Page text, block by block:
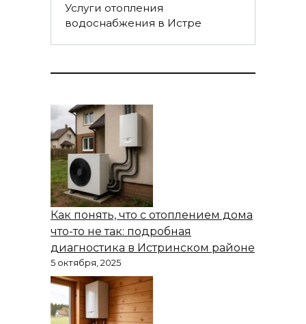
Услуги отопления
водоснабжения в Истре
Как понять, что с отоплением дома
что-то не так: подробная
диагностика в Истринском районе
5 октября, 2025